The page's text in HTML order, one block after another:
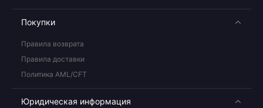
Покупки
Правила возврата
Правила доставки
Политика AML/CFT
Юридическая информация